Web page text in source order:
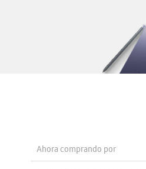
Ahora comprando por